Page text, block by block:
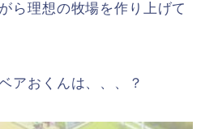
ら理想の牧場を作り上げて
アおくんは、、、？